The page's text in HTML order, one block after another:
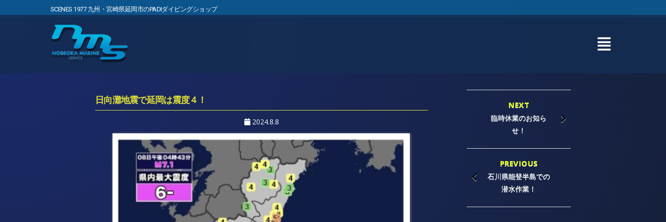
SCENES 1977 九州・宮崎県延岡市のPADIダイビングショップ
日向灘地震で延岡は震度４！
2024.8.8
NEXT
臨時休業のお知ら
せ！
PREVIOUS
石川県能登半島での
潜水作業！